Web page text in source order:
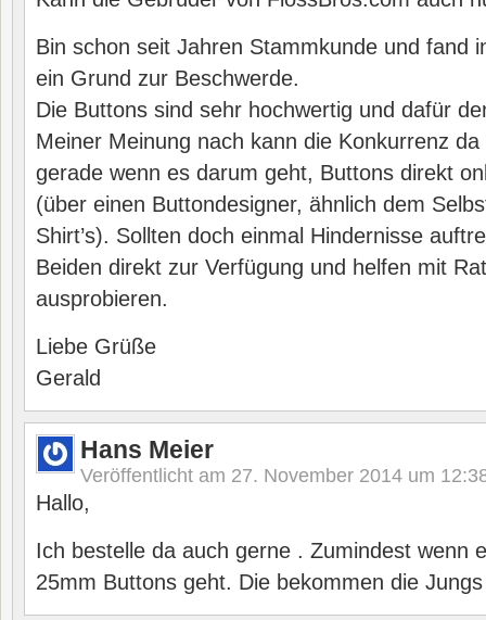
Bin schon seit Jahren Stammkunde und fand
ein Grund zur Beschwerde.
Die Buttons sind sehr hochwertig und dafür
Meiner Meinung nach kann die Konkurrenz
gerade wenn es darum geht, Buttons direkt
(über einen Buttondesigner, ähnlich dem
Shirt’s). Sollten doch einmal Hindernisse
Beiden direkt zur Verfügung und helfen mit
ausprobieren.
Liebe Grüße
Gerald
Hans Meier
Veröffentlicht am 27. November 2014 um
Hallo,
Ich bestelle da auch gerne . Zumindest wenn
25mm Buttons geht. Die bekommen die